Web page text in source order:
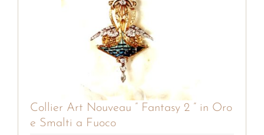
Collier Art Nouveau ” Fantasy 2 ” in Oro
e Smalti a Fuoco